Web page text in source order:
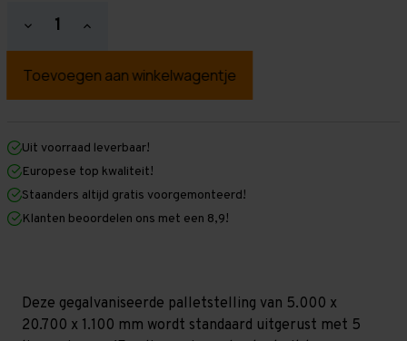
Hoeveelheid
verlagen
Palletstelling
mm
mm
x
1.100
mm
Galva
Middel
-
T80
Hoeveelheid
verhogen
Palletstelling
mm
mm
1.100
mm
(HxLXD)
Galva
Middel
-
T80
Uit voorraad leverbaar!
Europese top kwaliteit!
Staanders altijd gratis voorgemonteerd!
Klanten beoordelen ons met een 8,9!
Deze gegalvaniseerde palletstelling van 5.000 x
20.700 x 1.100 mm wordt standaard uitgerust met 5